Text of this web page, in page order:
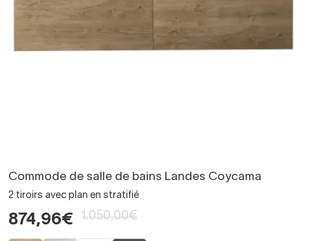
Commode de salle de bains Landes Coycama
2 tiroirs avec plan en stratifié
874,96€ 1.050,00€